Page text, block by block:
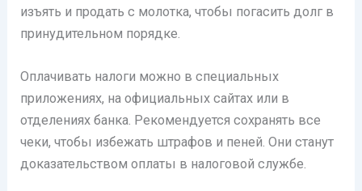
изъять и продать с молотка, чтобы погасить долг в
принудительном порядке.
Оплачивать налоги можно в специальных
приложениях, на официальных сайтах или в
отделениях банка. Рекомендуется сохранять все
чеки, чтобы избежать штрафов и пеней. Они станут
доказательством оплаты в налоговой службе.